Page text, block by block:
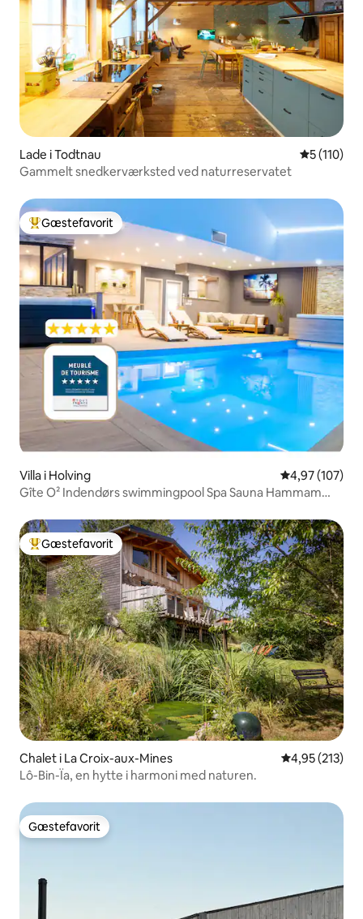
Lade i Todtnau 5 ud af 5 i
5 (110)
Gammelt snedkerværksted ved naturreservatet
Bedste gæstefavorit
Gæstefavorit
Villa i Holving 4,97 ud af 5 i
4,97 (107)
Gîte O² Indendørs swimmingpool Spa Sauna Hammam
Bedste gæstefavorit
Gæstefavorit
Chalet i La Croix-aux-Mines 4,95 ud af 5 i
4,95 (213)
Lô-Bin-Ïa, en hytte i harmoni med naturen.
Gæstefavorit
Gæstefavorit